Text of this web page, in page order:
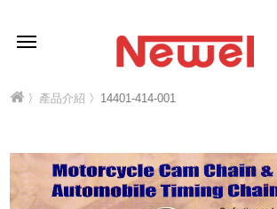
〉 產品介紹 〉14401-414-001